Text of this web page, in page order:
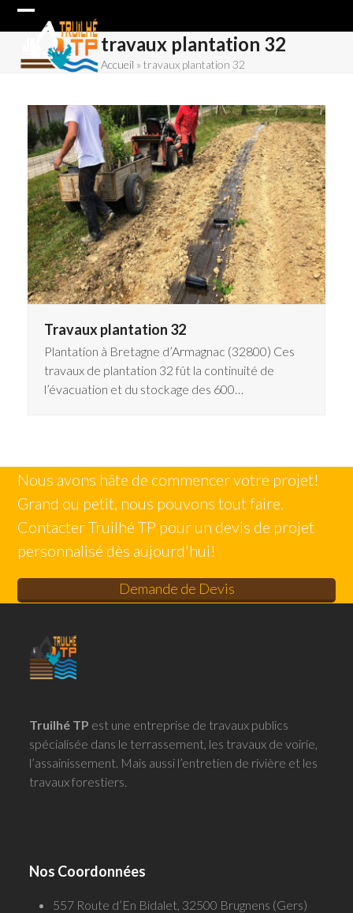
Skip
Open
mobile
Close
mobile
travaux plantation 32
Accueil »travaux plantation 32
Travaux plantation 32
Plantation à Bretagne d’Armagnac (32800) Ces
travaux de plantation 32 fût la continuité de
l’évacuation et du stockage des 600…
Nous avons hâte de commencer votre projet!
Grand ou petit, nous pouvons tout faire.
Contacter Truilhé TP pour un devis de projet
personnalisé dès aujourd'hui!
Demande de Devis
Truilhé TP est une entreprise de travaux publics
spécialisée dans le terrassement, les travaux de voirie,
l’assainissement. Mais aussi l’entretien de rivière et les
travaux forestiers.
Nos Coordonnées
557 Route d’En Bidalet, 32500 Brugnens (Gers)